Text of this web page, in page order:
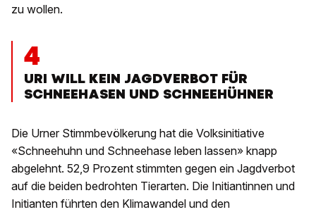
zu wollen.
4
URI WILL KEIN JAGDVERBOT FÜR
SCHNEEHASEN UND SCHNEEHÜHNER
Die Urner Stimmbevölkerung hat die Volksinitiative
«Schneehuhn und Schneehase leben lassen» knapp
abgelehnt. 52,9 Prozent stimmten gegen ein Jagdverbot
auf die beiden bedrohten Tierarten. Die Initiantinnen und
Initianten führten den Klimawandel und den